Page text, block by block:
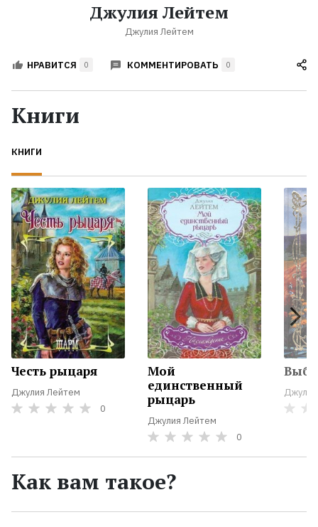
обсуждаемые
Авторы
Жанры
Экранизации
Коллекции
Джулия Лейтем
Джулия Лейтем
НРАВИТСЯ 0 КОММЕНТИРОВАТЬ 0
Книги
КНИГИ
Честь рыцаря
Джулия Лейтем
0
Мой
единственный
рыцарь
Джулия Лейтем
0
Как вам такое?